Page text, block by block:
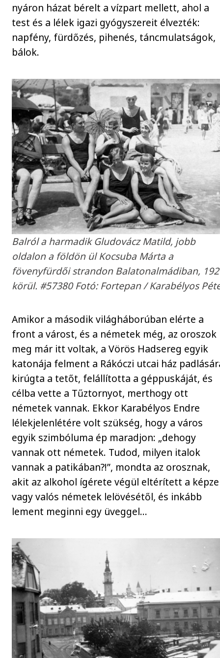
nyáron házat bérelt a vízpart mellett, ahol a
test és a lélek igazi gyógyszereit élvezték:
napfény, fürdőzés, pihenés, táncmulatságok,
bálok.
Balról a harmadik Gludovácz Matild, jobb
oldalon a földön ül Kocsuba Márta a
fövenyfürdői strandon Balatonalmádiban,
körül. #57380 ​Fotó: Fortepan / Karabélyos
Amikor a második világháborúban elérte a
front a várost, és a németek még, az oroszok
meg már itt voltak, a Vörös Hadsereg egyik
katonája felment a Rákóczi utcai ház
kirúgta a tetőt, felállította a géppuskáját, és
célba vette a Tűztornyot, merthogy ott
németek vannak. Ekkor Karabélyos Endre
lélekjelenlétére volt szükség, hogy a város
egyik szimbóluma ép maradjon: „dehogy
vannak ott németek. Tudod, milyen italok
vannak a patikában?!”, mondta az orosznak,
akit az alkohol ígérete végül eltérített a
vagy valós németek lelövésétől, és inkább
lement meginni egy üveggel…